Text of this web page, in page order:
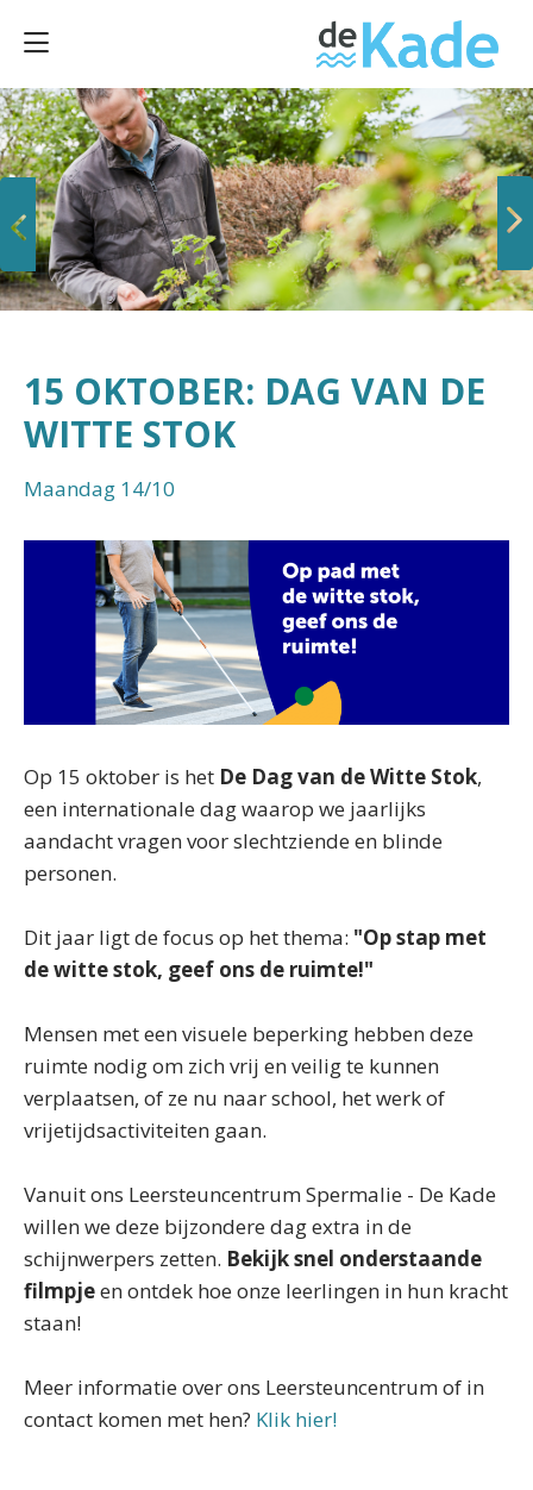
Vorige
Volgende
15 OKTOBER: DAG VAN DE
WITTE STOK
Maandag 14/10
Op 15 oktober is het De Dag van de Witte Stok,
een internationale dag waarop we jaarlijks
aandacht vragen voor slechtziende en blinde
personen.
Dit jaar ligt de focus op het thema: "Op stap met
de witte stok, geef ons de ruimte!"
Mensen met een visuele beperking hebben deze
ruimte nodig om zich vrij en veilig te kunnen
verplaatsen, of ze nu naar school, het werk of
vrijetijdsactiviteiten gaan.
Vanuit ons Leersteuncentrum Spermalie - De Kade
willen we deze bijzondere dag extra in de
schijnwerpers zetten. Bekijk snel onderstaande
filmpjeen ontdek hoe onze leerlingen in hun kracht
staan!
Meer informatie over ons Leersteuncentrum of in
contact komen met hen? Klik hier!